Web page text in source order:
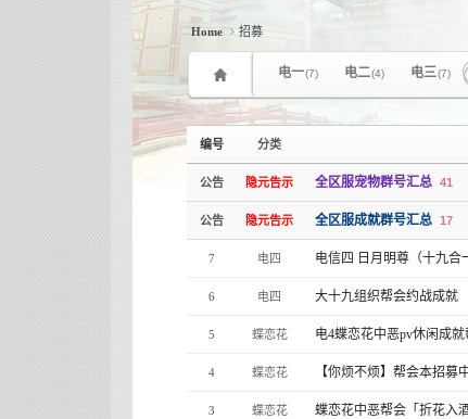
Home 招募
电一(7) 电二(4) 电三(7)
编号 分类
公告 隐元告示 全区服宠物群号汇总 41
公告 隐元告示 全区服成就群号汇总 17
7 电四 电信四 日月明尊（十九合
6 电四 大十九组织帮会约战成就
5 蝶恋花 电4蝶恋花中恶pv休闲成
4 蝶恋花 【你烦不烦】帮会本招募
3 蝶恋花 蝶恋花中恶帮会「折花入